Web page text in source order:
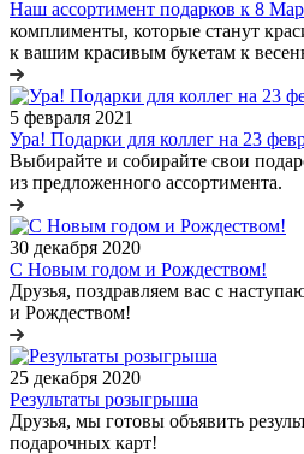
Наш ассортимент подарков к 8
комплименты, которые станут
к вашим красивым букетам к
5 февраля 2021
Ура! Подарки для коллег на 23
Выбирайте и собирайте свои
из предложенного ассортимента.
30 декабря 2020
С Новым годом и Рождеством!
Друзья, поздравляем вас с
и Рождеством!
25 декабря 2020
Результаты розыгрыша
Друзья, мы готовы объявить
подарочных карт!